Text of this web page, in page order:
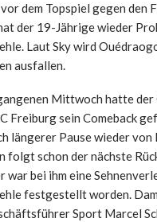
dem Topspiel gegen den
der 19-Jährige wieder
Laut Sky wird
ausfallen.
Mittwoch hatte
Freiburg sein Comeback
längerer Pause wieder von
folgt schon der nächste
war bei ihm eine
festgestellt worden.
Sport Marcel